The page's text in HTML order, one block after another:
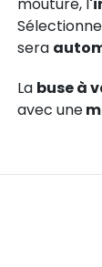
sera
La buse à
avec une